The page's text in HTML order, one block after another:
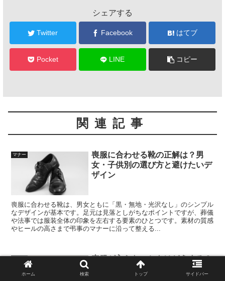
シェアする
Twitter Facebook はてブ
Pocket LINE コピー
関連記事
マナー
喪服に合わせる靴の正解は？男
女・子供別の選び方と避けたいデ
ザイン
喪服に合わせる靴は、男女ともに「黒・無地・光沢なし」のシンプル
なデザインが基本です。足元は見落としがちなポイントですが、葬儀
や法事では服装全体の印象を左右する要素のひとつです。素材の質感
やヒールの高さまで弔事のマナーに沿って整える...
喪服が入らないときはどうする？
応急処置とレンタルなどの対処法
ホーム 検索 トップ サイドバー